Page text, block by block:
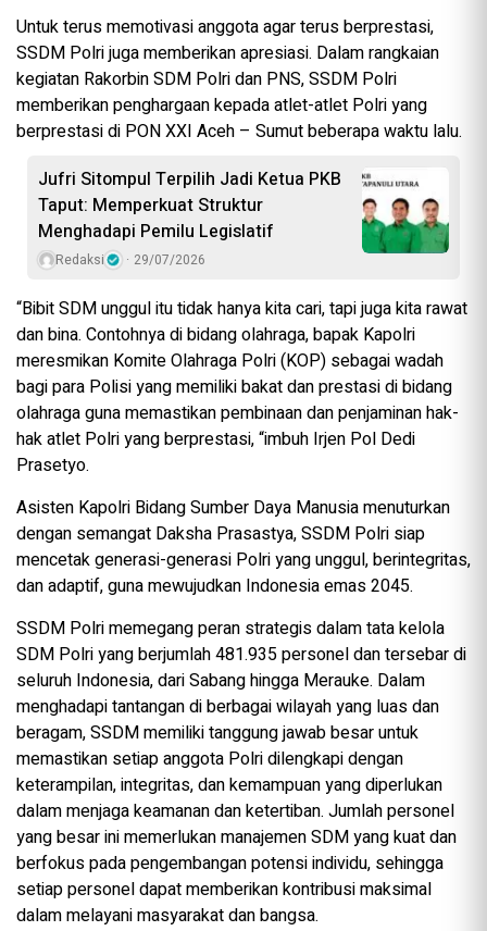
Untuk terus memotivasi anggota agar terus berprestasi,
SSDM Polri juga memberikan apresiasi. Dalam rangkaian
kegiatan Rakorbin SDM Polri dan PNS, SSDM Polri
memberikan penghargaan kepada atlet-atlet Polri yang
berprestasi di PON XXI Aceh – Sumut beberapa waktu lalu.
Jufri Sitompul Terpilih Jadi Ketua PKB
Taput: Memperkuat Struktur
Menghadapi Pemilu Legislatif
Redaksi 29/07/2026
“Bibit SDM unggul itu tidak hanya kita cari, tapi juga kita rawat
dan bina. Contohnya di bidang olahraga, bapak Kapolri
meresmikan Komite Olahraga Polri (KOP) sebagai wadah
bagi para Polisi yang memiliki bakat dan prestasi di bidang
olahraga guna memastikan pembinaan dan penjaminan hak-
hak atlet Polri yang berprestasi, “imbuh Irjen Pol Dedi
Prasetyo.
Asisten Kapolri Bidang Sumber Daya Manusia menuturkan
dengan semangat Daksha Prasastya, SSDM Polri siap
mencetak generasi-generasi Polri yang unggul, berintegritas,
dan adaptif, guna mewujudkan Indonesia emas 2045.
SSDM Polri memegang peran strategis dalam tata kelola
SDM Polri yang berjumlah 481.935 personel dan tersebar di
seluruh Indonesia, dari Sabang hingga Merauke. Dalam
menghadapi tantangan di berbagai wilayah yang luas dan
beragam, SSDM memiliki tanggung jawab besar untuk
memastikan setiap anggota Polri dilengkapi dengan
keterampilan, integritas, dan kemampuan yang diperlukan
dalam menjaga keamanan dan ketertiban. Jumlah personel
yang besar ini memerlukan manajemen SDM yang kuat dan
berfokus pada pengembangan potensi individu, sehingga
setiap personel dapat memberikan kontribusi maksimal
dalam melayani masyarakat dan bangsa.